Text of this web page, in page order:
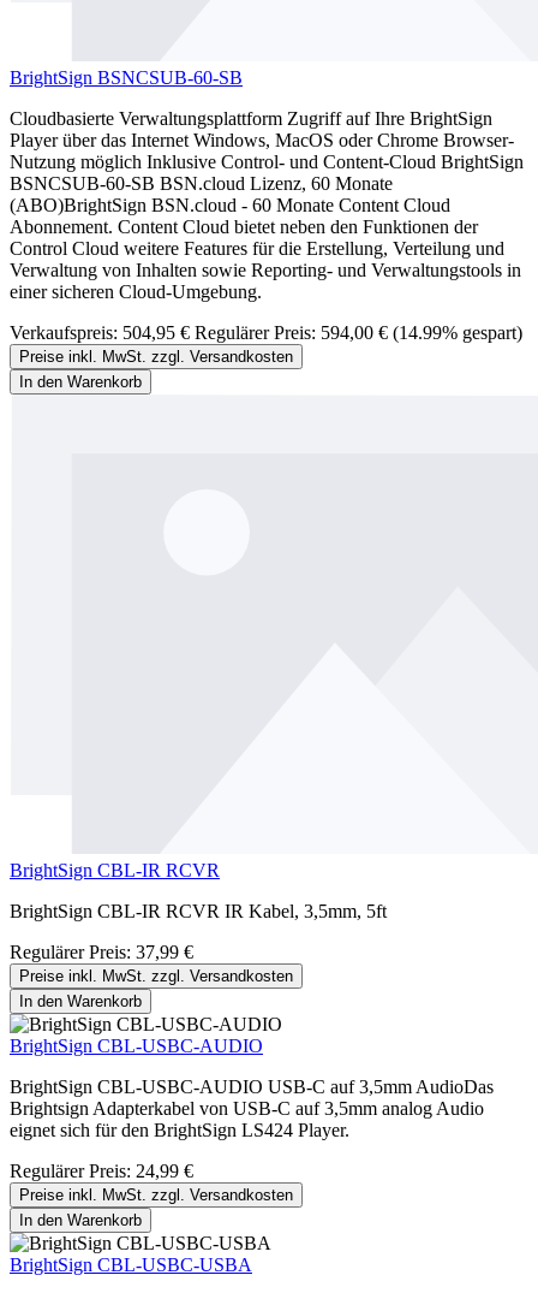
BrightSign BSNCSUB-60-SB
Cloudbasierte Verwaltungsplattform Zugriff auf Ihre BrightSign
Player über das Internet Windows, MacOS oder Chrome Browser-
Nutzung möglich Inklusive Control- und Content-Cloud BrightSign
BSNCSUB-60-SB BSN.cloud Lizenz, 60 Monate
(ABO)BrightSign BSN.cloud - 60 Monate Content Cloud
Abonnement. Content Cloud bietet neben den Funktionen der
Control Cloud weitere Features für die Erstellung, Verteilung und
Verwaltung von Inhalten sowie Reporting- und Verwaltungstools in
einer sicheren Cloud-Umgebung.
Verkaufspreis: 504,95 € Regulärer Preis: 594,00 € (14.99% gespart)
Preise inkl. MwSt. zzgl. Versandkosten
In den Warenkorb
BrightSign CBL-IR RCVR
BrightSign CBL-IR RCVR IR Kabel, 3,5mm, 5ft
Regulärer Preis: 37,99 €
Preise inkl. MwSt. zzgl. Versandkosten
In den Warenkorb
BrightSign CBL-USBC-AUDIO
BrightSign CBL-USBC-AUDIO USB-C auf 3,5mm AudioDas
Brightsign Adapterkabel von USB-C auf 3,5mm analog Audio
eignet sich für den BrightSign LS424 Player.
Regulärer Preis: 24,99 €
Preise inkl. MwSt. zzgl. Versandkosten
In den Warenkorb
BrightSign CBL-USBC-USBA